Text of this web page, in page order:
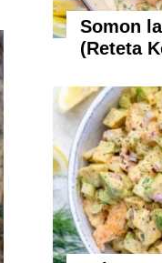
Somon
(Reteta